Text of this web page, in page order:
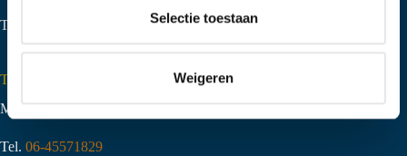
i
Selectie toestaan
Weigeren
Tel.
Toms Creek Appeltern
Molenstraat 10,6629 KJ Appeltern
Tel. 06-45571829